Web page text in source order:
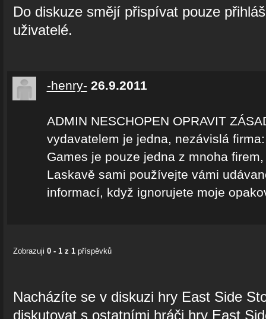
Do diskuze smějí přispívat pouze
uživatelé.
-henry- 26.9.2011
ADMIN NESCHOPEN OPRAVIT
vydavatelem je jedna, nezávislá
Games je pouze jedna z mnoha
Laskavě sami používejte vámi
informací, když ignorujete moje
Zobrazuji 0 - 1 z 1příspěvků
Nacházíte se v diskuzi hry East Side
diskutovat s ostatními hráči hry East